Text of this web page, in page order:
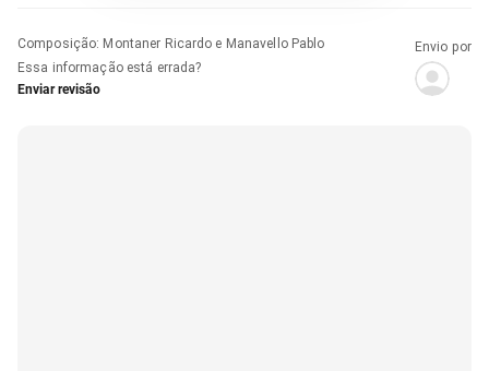
Composição: Montaner Ricardo e Manavello Pablo
Essa informação está errada?
Enviar revisão
Envio por